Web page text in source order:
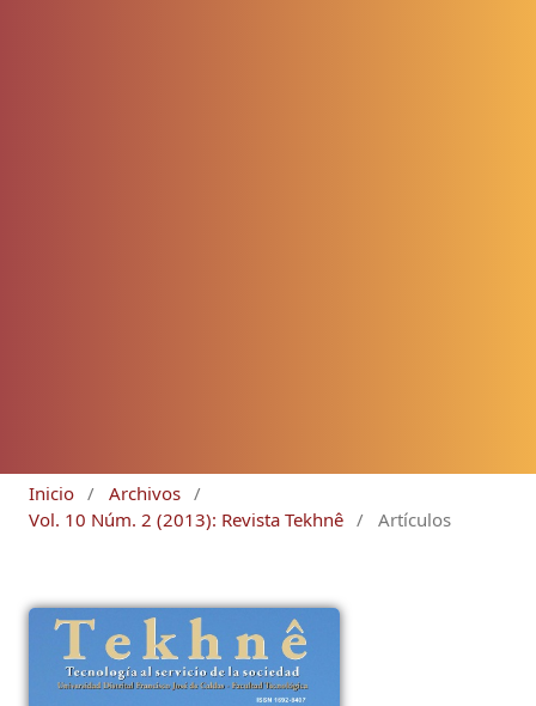
Inicio / Archivos /
Vol. 10 Núm. 2 (2013): Revista Tekhnê / Artículos